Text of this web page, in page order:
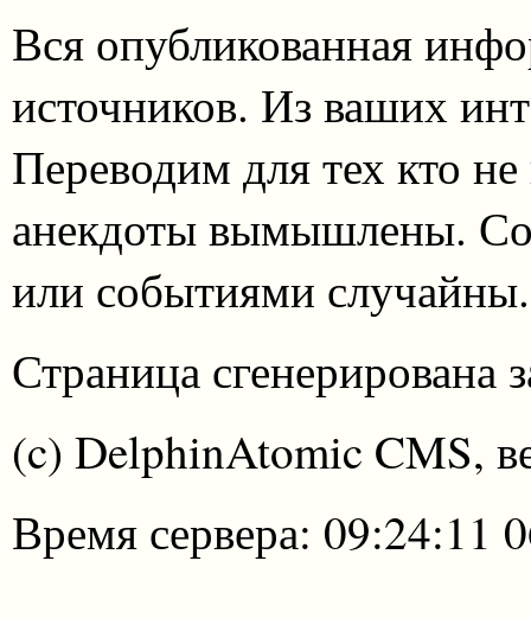
Вся опубликованная
источников. Из ваших
Переводим для тех кто
анекдоты вымышлены.
или событиями случайны.
Страница сгенерирована
(c) DelphinAtomic CMS,
Время сервера: 09:24:11